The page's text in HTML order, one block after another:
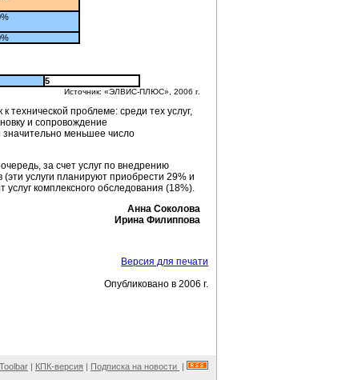
5
Источник: «ЭЛВИС-ПЛЮС», 2006 г.
технической проблеме: среди тех услуг,
и сопровождение
значительно меньшее число
за счет услуг по внедрению
услуги планируют приобрести 29% и
комплексного обследования (18%).
Анна Соколова
Ирина Филиппова
Версия для печати
Опубликовано в 2006 г.
Toolbar | КПК-версия | Подписка на новости |